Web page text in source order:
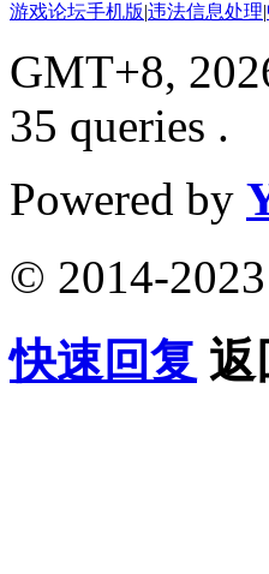
游戏论坛手机版|违法信息处理|
GMT+8,
35 queries .
Powered by
© 2014-2023
快速回复 返